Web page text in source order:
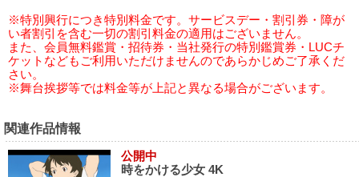
※特別興行につき特別料金です。サービスデー・割引券・障が
い者割引を含む一切の割引料金の適用はございません。
また、会員無料鑑賞・招待券・当社発行の特別鑑賞券・LUCチ
ケットなどもご利用いただけませんのであらかじめご了承くだ
さい。
※舞台挨拶等では料金等が上記と異なる場合がございます。
関連作品情報
公開中
時をかける少女 4K